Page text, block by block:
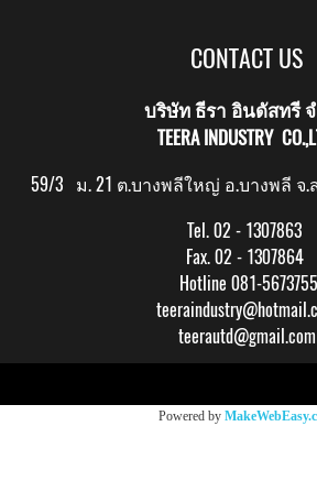
CONTACT US
บริษัท ธีรา อินดัสทรี
TEERA INDUSTRY
59/3 ม. 21 ต.บางพลีใหญ่ อ.บางพลี จ.
Tel. 02 - 1307863
Fax. 02 - 1307864
Hotline 081-5673755
teerautd@gmail.com
Powered by